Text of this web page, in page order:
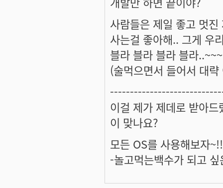
사람들은 제일 좋고 멋
사는걸 좋아해.. 그게 우
블라 블라 블라 블라..~~~
(술먹으면서 들어서 대
이걸 제가 제데로 받아
이 맞나요?
모든 OS를 사용해보자~!!
-놀고먹는백수가 되고